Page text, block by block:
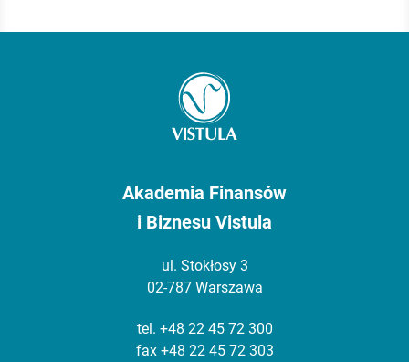
Akademia Finansów
i Biznesu Vistula
ul. Stokłosy 3
02-787 Warszawa
tel. +48 22 45 72 300
fax +48 22 45 72 303